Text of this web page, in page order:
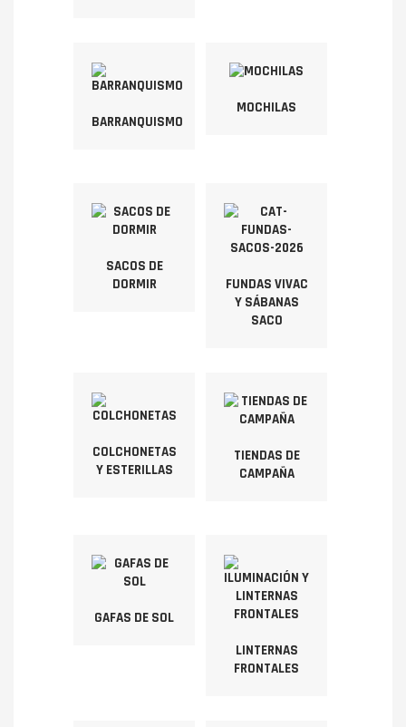
BARRANQUISMO
MOCHILAS
SACOS DE
DORMIR
FUNDAS VIVAC
Y SÁBANAS
SACO
COLCHONETAS
Y ESTERILLAS
TIENDAS DE
CAMPAÑA
GAFAS DE SOL
LINTERNAS
FRONTALES